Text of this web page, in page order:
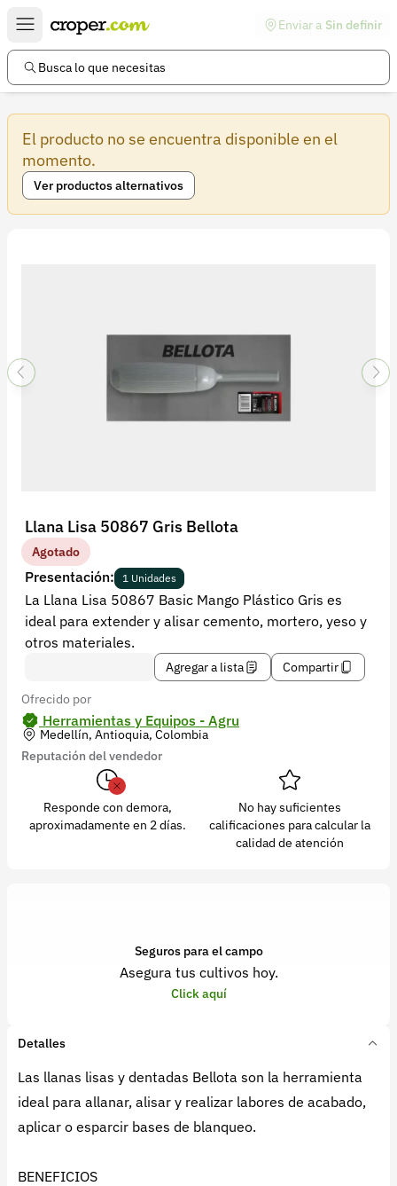
Enviar a Sin definir
Busca lo que necesitas
El producto no se encuentra disponible en el
momento.
Ver productos alternativos
Llana Lisa 50867 Gris Bellota
Agotado
Presentación: 1 Unidades
La Llana Lisa 50867 Basic Mango Plástico Gris es
ideal para extender y alisar cemento, mortero, yeso y
otros materiales.
Agregar a lista
Compartir
Ofrecido por
Herramientas y Equipos - Agru
Medellín, Antioquia, Colombia
Reputación del vendedor
Responde con demora,
aproximadamente en 2 días.
No hay suficientes
calificaciones para calcular la
calidad de atención
Seguros para el campo
Asegura tus cultivos hoy.
Click aquí
Detalles
Las llanas lisas y dentadas Bellota son la herramienta
ideal para allanar, alisar y realizar labores de acabado,
aplicar o esparcir bases de blanqueo.
BENEFICIOS
Enlaces de interés
Preguntas frecuentes
Ayuda
Información legal
Términos y condiciones
Registrarse
contacto@croper.com
© 2026 Croper.com Todos los derechos reservados
Versión 5.45.0
Síguenos